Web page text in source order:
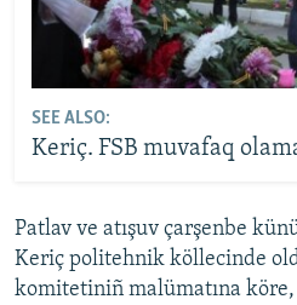
SEE ALSO:
Keriç. FSB muvafaq
Patlav ve atışuv çarşenbe
Keriç politehnik köllecinde
komitetiniñ malümatına